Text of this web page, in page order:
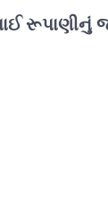
રૂપાણીનું